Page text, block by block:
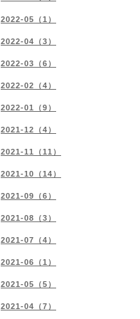
2022-05（1）
2022-04（3）
2022-03（6）
2022-02（4）
2022-01（9）
2021-12（4）
2021-11（11）
2021-10（14）
2021-09（6）
2021-08（3）
2021-07（4）
2021-06（1）
2021-05（5）
2021-04（7）